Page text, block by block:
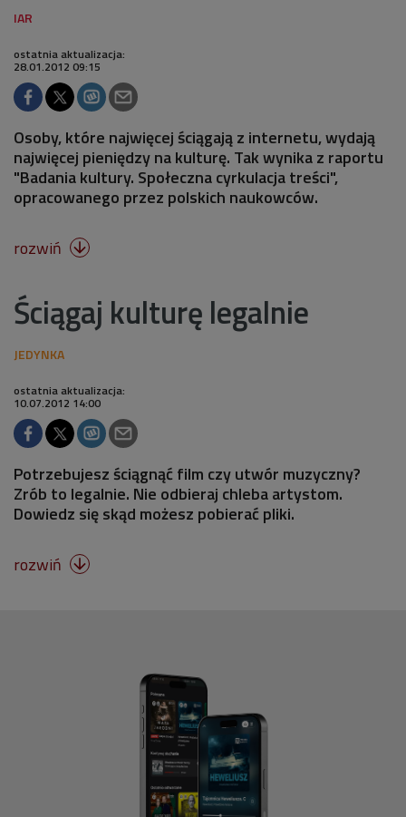
ostatnia aktualizacja:
28.01.2012 09:15
Osoby, które najwięcej ściągają z internetu, wydają
najwięcej pieniędzy na kulturę. Tak wynika z raportu
"Badania kultury. Społeczna cyrkulacja treści",
opracowanego przez polskich naukowców.
rozwiń 
Ściągaj kulturę legalnie
ostatnia aktualizacja:
10.07.2012 14:00
Potrzebujesz ściągnąć film czy utwór muzyczny?
Zrób to legalnie. Nie odbieraj chleba artystom.
Dowiedz się skąd możesz pobierać pliki.
rozwiń 